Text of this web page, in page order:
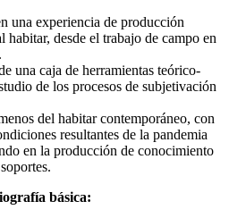
una experiencia de producción
habitar, desde el trabajo de campo en
una caja de herramientas teórico-
de los procesos de subjetivación
del habitar contemporáneo, con
resultantes de la pandemia
en la producción de conocimiento
básica: